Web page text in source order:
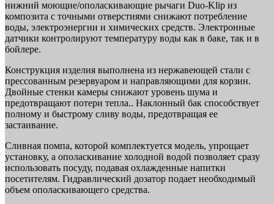
нижний моющие/ополаскивающие рычаги Duo-Klip из
композита с точными отверстиями снижают потребление
воды, электроэнергии и химических средств. Электронные
датчики контролируют температуру воды как в баке, так и в
бойлере.
Конструкция изделия выполнена из нержавеющей стали с
прессованным резервуаром и направляющими для корзин.
Двойные стенки камеры снижают уровень шума и
предотвращают потери тепла.. Наклонный бак способствует
полному и быстрому сливу воды, предотвращая ее
застаивание.
Сливная помпа, которой комплектуется модель, упрощает
установку, а ополаскивание холодной водой позволяет сразу
использовать посуду, подавая охлажденные напитки
посетителям. Гидравлический дозатор подает необходимый
объем ополаскивающего средства.